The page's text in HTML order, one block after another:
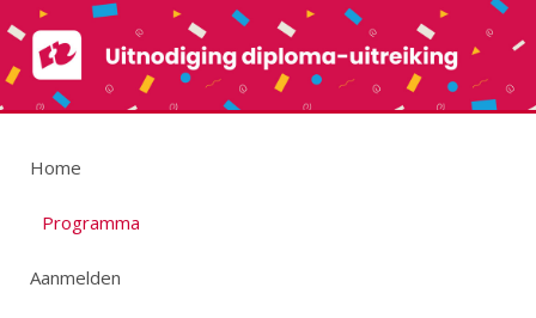
Home
Programma
Aanmelden